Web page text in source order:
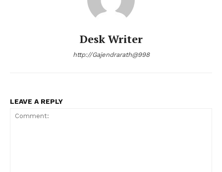
Desk Writer
http://Gajendrarath@998
LEAVE A REPLY